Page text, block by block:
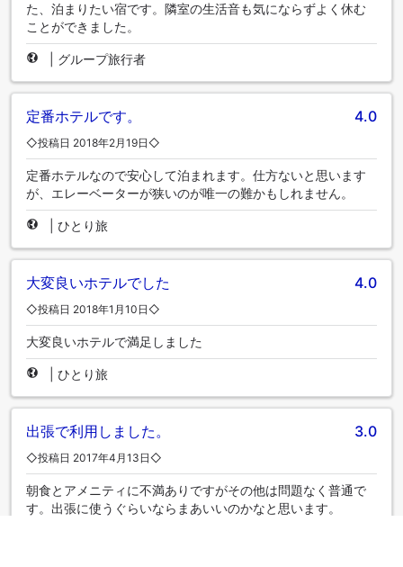
た、泊まりたい宿です。隣室の生活音も気にならずよく休む
ことができました。
グループ旅行者
定番ホテルです。 4.0
◇投稿日 2018年2月19日◇
定番ホテルなので安心して泊まれます。仕方ないと思います
が、エレーベーターが狭いのが唯一の難かもしれません。
ひとり旅
大変良いホテルでした 4.0
◇投稿日 2018年1月10日◇
大変良いホテルで満足しました
ひとり旅
出張で利用しました。 3.0
◇投稿日 2017年4月13日◇
朝食とアメニティに不満ありですがその他は問題なく普通で
す。出張に使うぐらいならまあいいのかなと思います。